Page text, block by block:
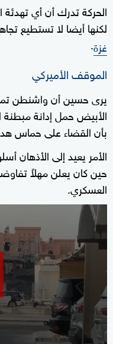
الحركة تدرك أن أي تهدئة
لكنها أيضا لا تستطيع
غزة.
الموقف الأميركي
يرى حسين أن واشنطن
الأبيض حمل إدانة
بأن القضاء على حماس
الأمر يعيد إلى الأذهان
حين كان يعلن مهلاً
العسكري.